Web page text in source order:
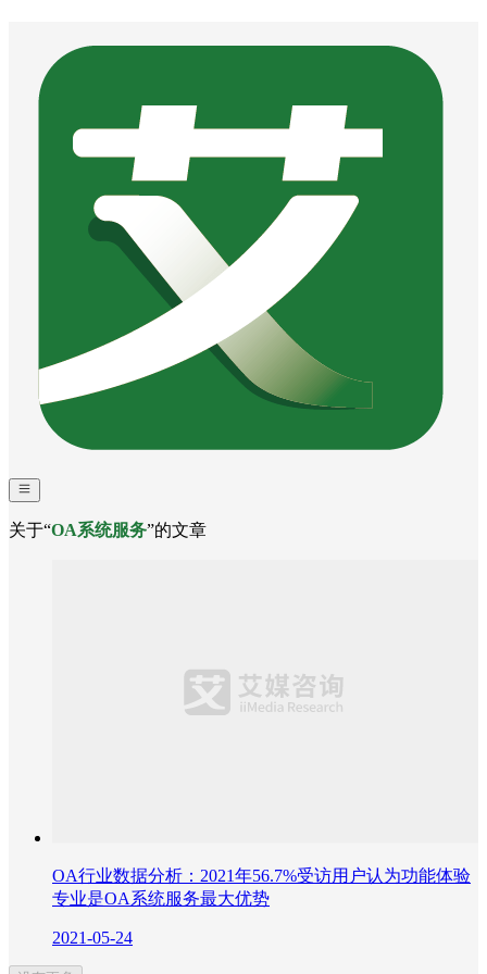
关于“OA系统服务”的文章
OA行业数据分析：2021年56.7%受访用户认为功能体验
专业是OA系统服务最大优势
2021-05-24